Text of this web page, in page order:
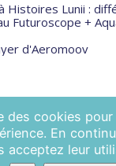
Histoires Lunii :
Futuroscope +
d'Aeromoov
Mais Pas Que -
des cookies
En
acceptez leur